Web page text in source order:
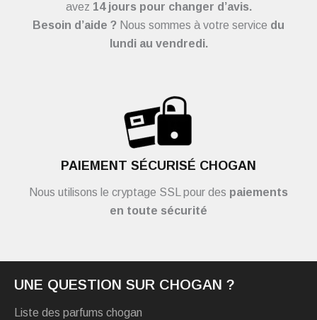
avez 14 jours pour changer d’avis.
Besoin d’aide ? Nous sommes à votre service du
lundi au vendredi.
PAIEMENT SÉCURISÉ CHOGAN
Nous utilisons le cryptage SSL pour des paiements
en toute sécurité
UNE QUESTION SUR CHOGAN ?
Liste des parfums chogan